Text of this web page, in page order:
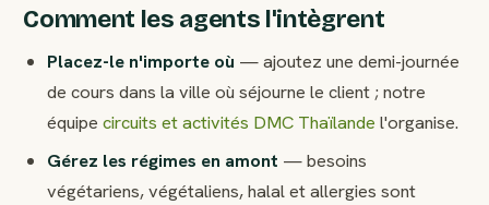
Comment les agents l'intègrent
Placez-le n'importe où — ajoutez une demi-journée
de cours dans la ville où séjourne le client ; notre
équipe circuits et activités DMC Thaïlande l'organise.
Gérez les régimes en amont — besoins
végétariens, végétaliens, halal et allergies sont